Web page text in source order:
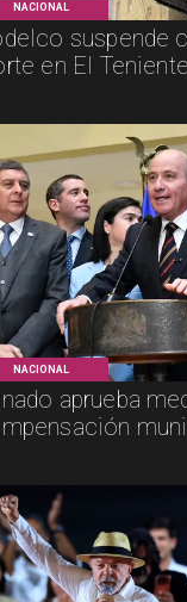
NACIONAL
suspende
en El
NACIONAL
aprueba